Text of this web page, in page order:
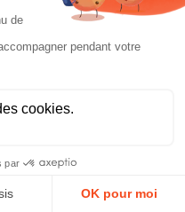
en 2011, avec
Filiale du
APIXIT occupe
IT à
publiques et